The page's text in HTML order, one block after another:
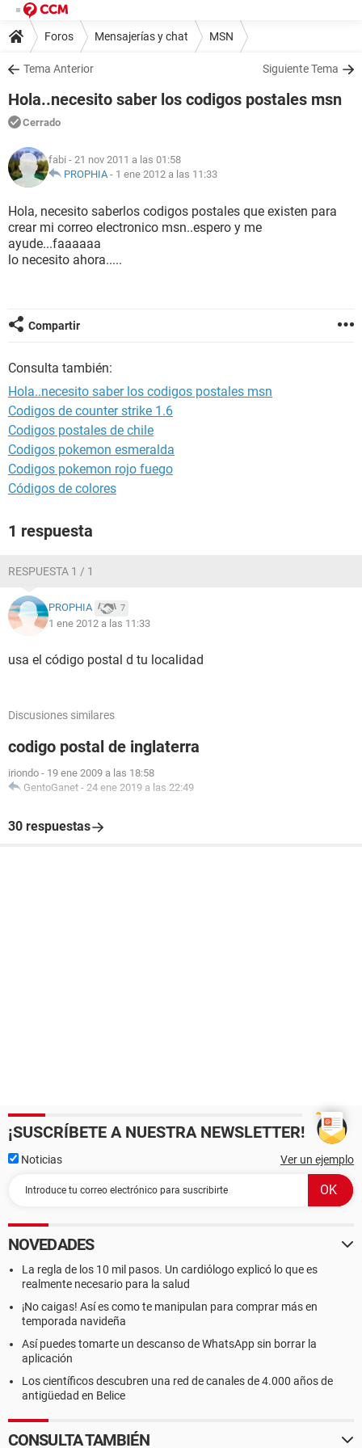
Foros Mensajerías y chat MSN
Tema Anterior Siguiente Tema
Hola..necesito saber los codigos postales msn
Cerrado
fabi - 21 nov 2011 a las 01:58
PROPHIA- 1 ene 2012 a las 11:33
Hola, necesito saberlos codigos postales que existen para
crear mi correo electronico msn..espero y me
ayude...faaaaaa
lo necesito ahora.....
Compartir
Consulta también:
Hola..necesito saber los codigos postales msn
Codigos de counter strike 1.6
Codigos postales de chile
Codigos pokemon esmeralda
Codigos pokemon rojo fuego
Códigos de colores
1 respuesta
RESPUESTA 1 / 1
PROPHIA 7
1 ene 2012 a las 11:33
usa el código postal d tu localidad
Discusiones similares
codigo postal de inglaterra
iriondo - 19 ene 2009 a las 18:58
GentoGanet - 24 ene 2019 a las 22:49
30 respuestas
¡SUSCRÍBETE A NUESTRA NEWSLETTER!
Noticias Ver un ejemplo
NOVEDADES
La regla de los 10 mil pasos. Un cardiólogo explicó lo que es
realmente necesario para la salud
¡No caigas! Así es como te manipulan para comprar más en
temporada navideña
Así puedes tomarte un descanso de WhatsApp sin borrar la
aplicación
Los científicos descubren una red de canales de 4.000 años de
antigüedad en Belice
CONSULTA TAMBIÉN